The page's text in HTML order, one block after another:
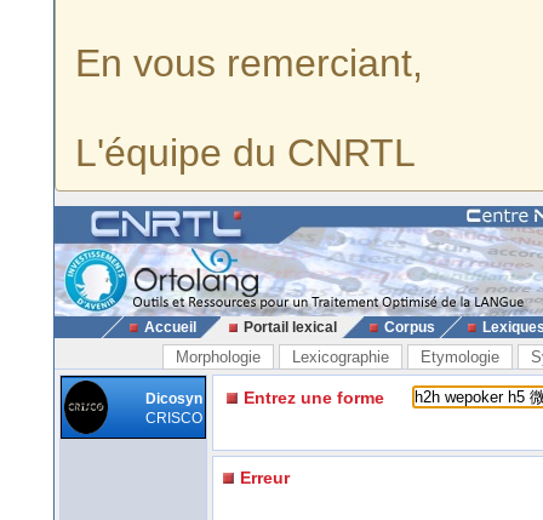
En vous remerciant,
L'équipe du CNRTL
Accueil Portail lexical Corpus
Morphologie Lexicographie Etymologie
Dicosyn
CRISCO
Entrez une forme
Erreur